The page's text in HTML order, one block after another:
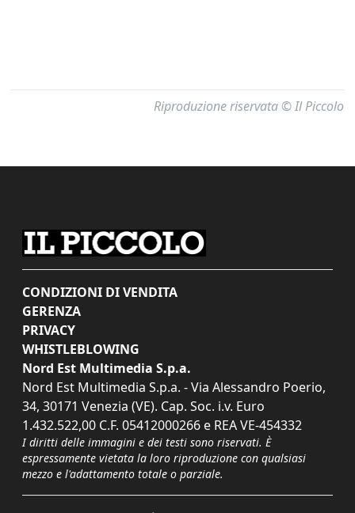
Riproduzione riservata © Il Piccolo
CONDIZIONI DI VENDITA
GERENZA
PRIVACY
WHISTLEBLOWING
Nord Est Multimedia S.p.a.
Nord Est Multimedia S.p.a. - Via Alessandro Poerio,
34, 30171 Venezia (VE). Cap. Soc. i.v. Euro
1.432.522,00 C.F. 05412000266 e REA VE-454332
I diritti delle immagini e dei testi sono riservati. È
espressamente vietata la loro riproduzione con qualsiasi
mezzo e l'adattamento totale o parziale.